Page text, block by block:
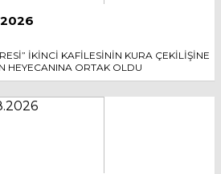
İKİNCİ KAFİLESİNİN KURA ÇEKİLİŞİNE
HEYECANINA ORTAK OLDU